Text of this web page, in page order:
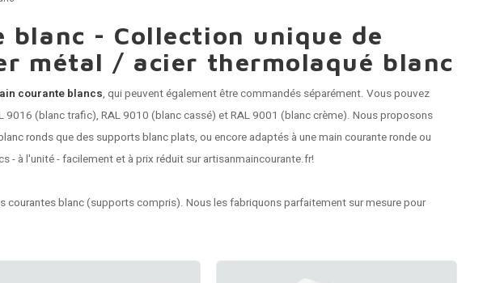
blanc - Collection unique de
métal / acier thermolaqué blanc
courante blancs, qui peuvent également être commandés séparément. Vous pouvez
9016 (blanc trafic), RAL 9010 (blanc cassé) et RAL 9001 (blanc crème). Nous proposons
rondsque des supports blanc plats, ou encore adaptés à une main courante ronde ou
- à l'unité - facilement et à prix réduit sur artisanmaincourante.fr!
courantes blanc(supports compris). Nous les fabriquons parfaitement sur mesure pour